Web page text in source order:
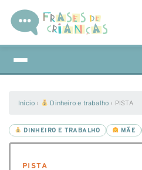
Início › Dinheiro e trabalho › PISTA
DINHEIRO E TRABALHO MÃE
PISTA